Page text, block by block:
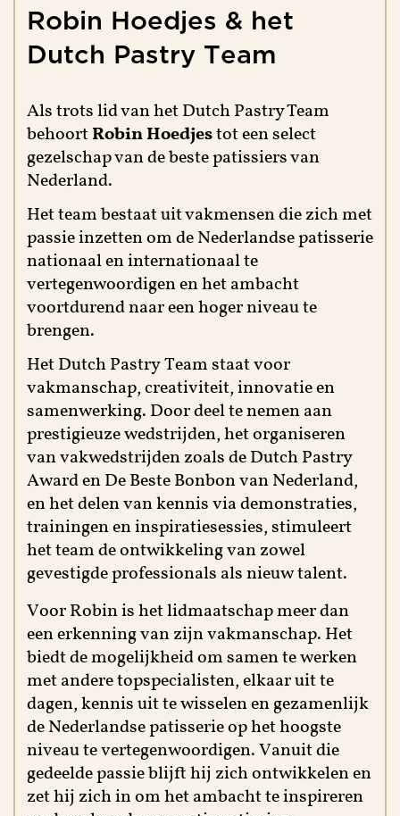
Robin Hoedjes & het
Dutch Pastry Team
Als trots lid van het Dutch Pastry Team
behoortRobin Hoedjestot een select
gezelschap van de beste patissiers van
Nederland.
Het team bestaat uit vakmensen die zich met
passie inzetten om de Nederlandse patisserie
nationaal en internationaal te
vertegenwoordigen en het ambacht
voortdurend naar een hoger niveau te
brengen.
Het Dutch Pastry Team staat voor
vakmanschap, creativiteit, innovatie en
samenwerking. Door deel te nemen aan
prestigieuze wedstrijden, het organiseren
van vakwedstrijden zoals de Dutch Pastry
Award en De Beste Bonbon van Nederland,
en het delen van kennis via demonstraties,
trainingen en inspiratiesessies, stimuleert
het team de ontwikkeling van zowel
gevestigde professionals als nieuw talent.
Voor Robin is het lidmaatschap meer dan
een erkenning van zijn vakmanschap. Het
biedt de mogelijkheid om samen te werken
met andere topspecialisten, elkaar uit te
dagen, kennis uit te wisselen en gezamenlijk
de Nederlandse patisserie op het hoogste
niveau te vertegenwoordigen. Vanuit die
gedeelde passie blijft hij zich ontwikkelen en
zet hij zich in om het ambacht te inspireren